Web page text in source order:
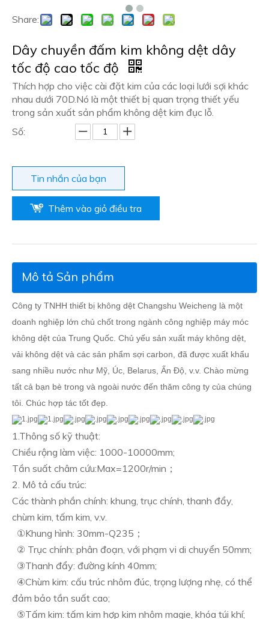
Share:
Dây chuyền đấm kim không dệt dây
tốc độ cao tốc độ
Thích hợp cho việc cài đặt kim của các loại lưới sợi khác
nhau dưới 70D.Nó là một thiết bị quan trọng thiết yếu
trong sản xuất sản phẩm không dệt kim đục lỗ.
Số:
Tin nhắn của bạn
Thêm vào giỏ điều tra
Mô tả Sản phẩm
Công ty TNHH thiết bị không dệt Changshu Weicheng là một
doanh nghiệp lớn chủ chốt trong ngành công nghiệp máy móc
không dệt của Trung Quốc. Chủ yếu sản xuất máy không dệt,
vải không dệt và các sản phẩm sợi carbon, đã được xuất khẩu
sang nhiều nước như Mỹ, Úc, Belarus, Ấn Độ, v.v. Chào mừng
tất cả bạn bè trong và ngoài nước đến thăm công ty của chúng
tôi. Chúc hợp tác tốt đẹp.
1.Thông số kỹ thuật:
Chiều rộng làm việc: 1000-10000mm;
Tần suất châm cứu:Max=1200r/min；
2. Mô tả cấu trúc:
Các thành phần chính: khung, trục chính, thanh đẩy,
chùm kim, tấm kim, v.v.
①Khung hình: 30mm-Q235；
② Trục chính: phân đoạn, với phạm vi di chuyển 50mm;
③Thanh đẩy: đường kính 40mm;
④Chùm kim: cấu trúc nhôm đúc, trọng lượng nhẹ, có thể
đảm bảo tần suất cao;
⑤Tấm kim: tấm kim hợp kim nhôm magie, khóa túi khí;